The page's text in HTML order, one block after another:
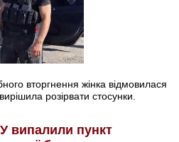
вторгнення жінка відмовилася
розірвати стосунки.
випалили пункт